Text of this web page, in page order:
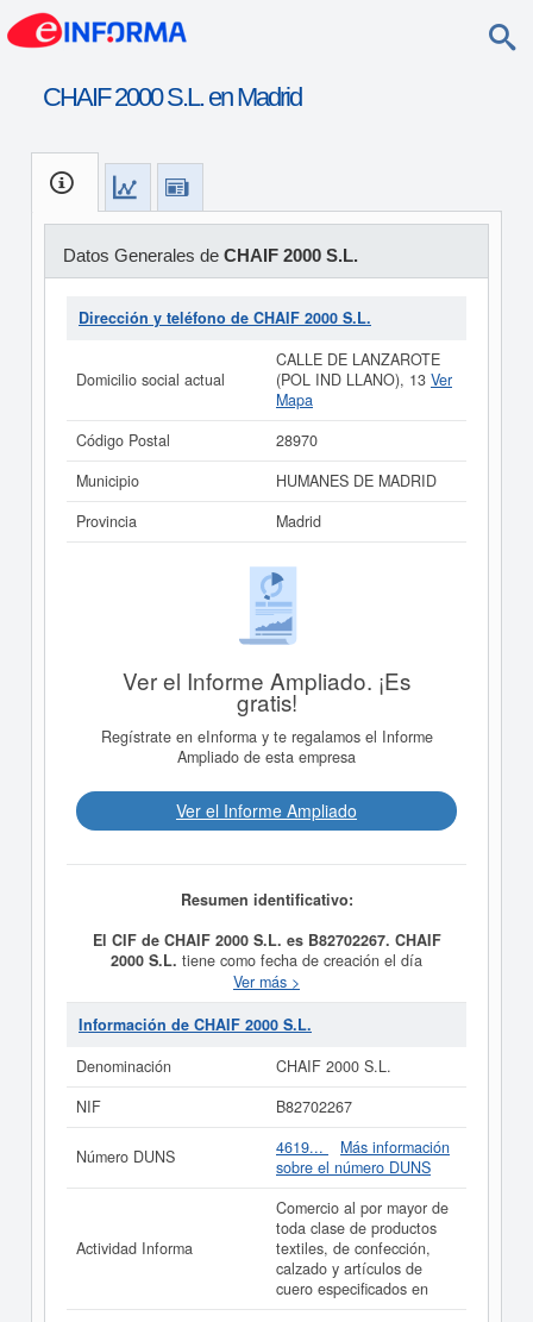
CHAIF 2000 S.L. en Madrid
Datos Generales de CHAIF 2000 S.L.
Dirección y teléfono de CHAIF 2000 S.L.
Domicilio social actual
CALLE DE LANZAROTE
(POL IND LLANO), 13 Ver
Mapa
Código Postal
28970
Municipio
HUMANES DE MADRID
Provincia
Madrid
Ver el Informe Ampliado. ¡Es
gratis!
Regístrate en eInforma y te regalamos el Informe
Ampliado de esta empresa
Ver el Informe Ampliado
Resumen identificativo:
El CIF de CHAIF 2000 S.L. es B82702267. CHAIF
2000 S.L. tiene como fecha de creación el día
28/06/2000 y su meta es COMERCIO AL POR MAYOR
DE MUEBLES Y ROPAS DE VESTIR USADOS.. Se
clasifica dentro de la categoría del CNAE 4642 -
CHAIF 2000 S.L.
consta con el número de SIC
Indumentaria para señoras y niños. El equipo personal
ficha ha sido el 09/07/2026. La ficha se ha consultado
hasta 13 veces. Para documentarse que tipo de
subvenciones puede solicitar esta empresa y otras
parecidas puede hacerlo aquí. El capital social en la que
esta empresa está situada es aproximadamente de 0 a
3.100 €. En el Registro Mercantil de Madrid aparece
esta empresa inscrita, además hay 3 actos publicado en
el BORME.
Ver más >
Información de CHAIF 2000 S.L.
Denominación
CHAIF 2000 S.L.
NIF
B82702267
Número DUNS 4619...
Más información
sobre el número DUNS
Actividad Informa
Comercio al por mayor de
toda clase de productos
textiles, de confección,
calzado y artículos de
cuero especificados en